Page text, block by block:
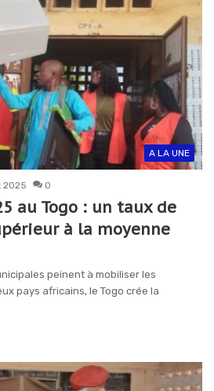
A LA UNE
2025 0
au Togo : un taux de
à la moyenne
peinent à mobiliser les
pays africains, le Togo crée la